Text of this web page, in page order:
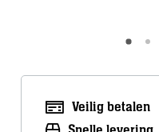
Veilig betalen